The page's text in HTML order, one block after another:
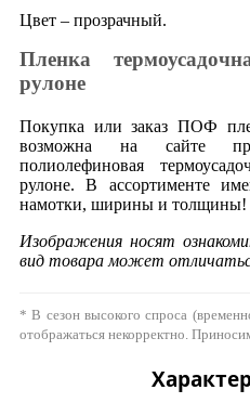
Цвет – прозрачный.
Пленка
рулоне
Покупка или заказ ПОФ
возможна на сайте
полиолефиновая
рулоне. В ассортименте
намотки, ширины и толщины!
Изображения носят
вид товара может
* В сезон высокого спроса
отображаться некорректно.